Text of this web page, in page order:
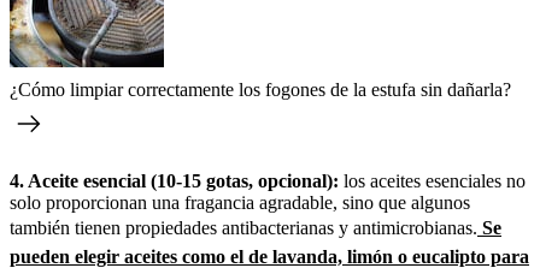
¿Cómo limpiar correctamente los fogones de la estufa sin dañarla?
4. Aceite esencial (10-15 gotas, opcional): los aceites esenciales no
solo proporcionan una fragancia agradable, sino que algunos
también tienen propiedades antibacterianas y antimicrobianas. Se
pueden elegir aceites como el de lavanda, limón o eucalipto para